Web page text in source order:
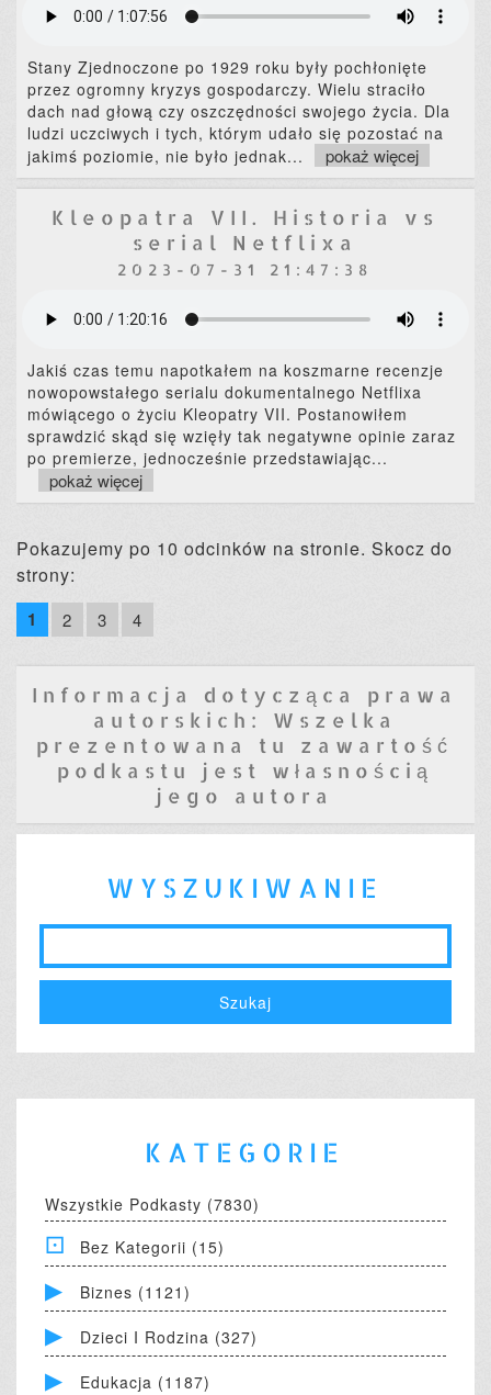
Stany Zjednoczone po 1929 roku były pochłonięte
przez ogromny kryzys gospodarczy. Wielu straciło
dach nad głową czy oszczędności swojego życia. Dla
ludzi uczciwych i tych, którym udało się pozostać na
jakimś poziomie, nie było jednak... pokaż więcej
Kleopatra VII. Historia vs
serial Netflixa
2023-07-31 21:47:38
Jakiś czas temu napotkałem na koszmarne recenzje
nowopowstałego serialu dokumentalnego Netflixa
mówiącego o życiu Kleopatry VII. Postanowiłem
sprawdzić skąd się wzięły tak negatywne opinie zaraz
po premierze, jednocześnie przedstawiając...
pokaż więcej
Pokazujemy po 10 odcinków na stronie. Skocz do
strony:
1 2 3 4
Informacja dotycząca prawa
autorskich: Wszelka
prezentowana tu zawartość
podkastu jest własnością
jego autora
WYSZUKIWANIE
KATEGORIE
Wszystkie Podkasty (7830)
Bez Kategorii (15)
Biznes (1121)
Dzieci I Rodzina (327)
Edukacja (1187)